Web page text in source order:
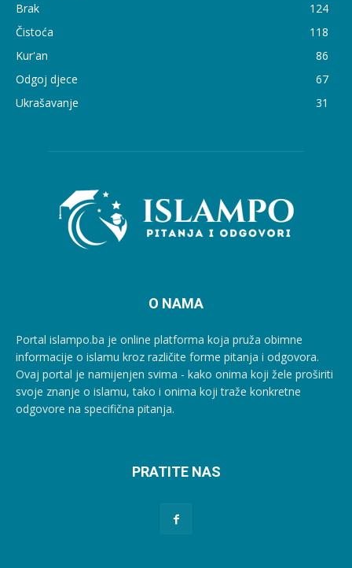
Brak
124
Čistoća
118
Kur'an
86
Odgoj djece
67
Ukrašavanje
31
O NAMA
Portal islampo.ba je online platforma koja pruža obimne
informacije o islamu kroz različite forme pitanja i odgovora.
Ovaj portal je namijenjen svima - kako onima koji žele proširiti
svoje znanje o islamu, tako i onima koji traže konkretne
odgovore na specifična pitanja.
PRATITE NAS